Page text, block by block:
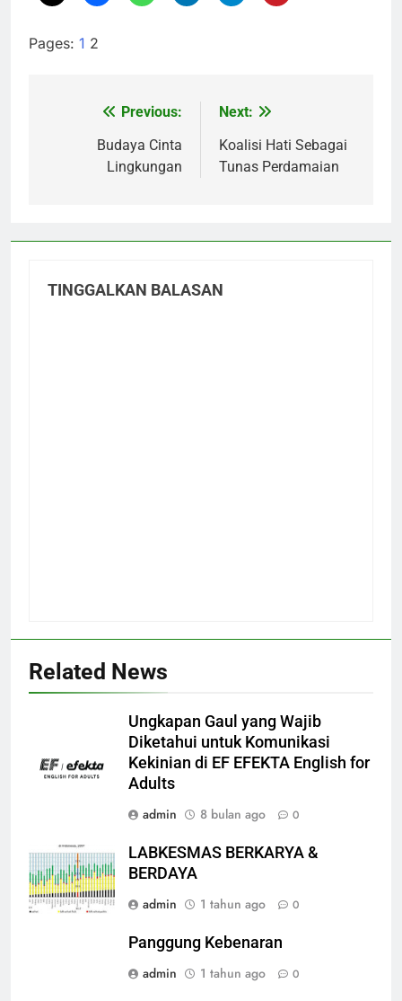
Pages: 1 2
NavigasiPrevious:
Budaya Cinta
Lingkungan
Next:
Koalisi Hati Sebagai
Tunas Perdamaian
TINGGALKAN BALASAN
Related News
Ungkapan Gaul yang Wajib
Diketahui untuk Komunikasi
Kekinian di EF EFEKTA English for
Adults
admin
8 bulan ago 0
LABKESMAS BERKARYA &
BERDAYA
admin
1 tahun ago 0
Panggung Kebenaran
admin
1 tahun ago 0